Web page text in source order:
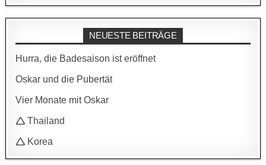
NEUESTE BEITRÄGE
Hurra, die Badesaison ist eröffnet
Oskar und die Pubertät
Vier Monate mit Oskar
🛆 Thailand
🛆 Korea